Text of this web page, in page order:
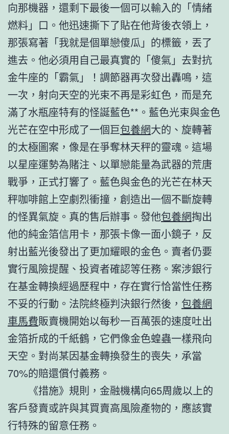
向那機器，還剩下最後一個可以輸入的「情緒
燃料」口。他迅速撕下了貼在他背後衣領上，
那張寫著「我就是個單戀傻瓜」的標籤，丟了
進去。他必須用自己最真實的「傻氣」去對抗
金牛座的「霸氣」！調節器再次發出轟鳴，這
一次，射向天空的光束不再是彩虹色，而是充
滿了水瓶座特有的怪誕藍色**。藍色光束與金色
光芒在空中形成了一個巨包養網大的、旋轉著
的太極圖案，像是在爭奪林天秤的靈魂。這場
以星座運勢為賭注、以單戀能量為武器的荒唐
戰爭，正式打響了。藍色與金色的光芒在林天
秤咖啡館上空劇烈衝撞，創造出一個不斷旋轉
的怪異氣旋。真的售后辦事。發他包養網掏出
他的純金箔信用卡，那張卡像一面小鏡子，反
射出藍光後發出了更加耀眼的金色。賣者仍要
實行風險提醒、投資者確認等任務。案涉銀行
在基金轉換經過歷程中，存在實行恰當性任務
不妥的行動。法院終極判決銀行然後， 包養網
車馬費販賣機開始以每秒一百萬張的速度吐出
金箔折成的千紙鶴，它們像金色蝗蟲一樣飛向
天空。對尚某因基金轉換發生的喪失，承當
70%的賠還償付義務。
《措施》規則，金融機構向65周歲以上的
客戶發賣或許與其買賣高風險產物的，應該實
行特殊的留意任務。